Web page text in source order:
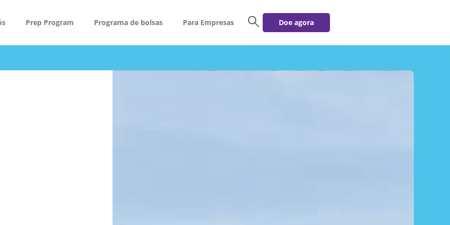
Prep Program Programa de bolsas Para Empresas
buscar
Doe agora